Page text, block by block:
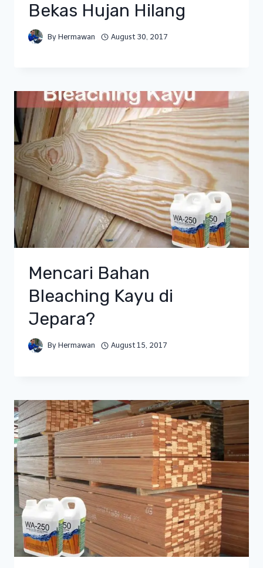
Bekas Hujan Hilang
By Hermawan August 30, 2017
Mencari Bahan
Bleaching Kayu di
Jepara?
By Hermawan August 15, 2017